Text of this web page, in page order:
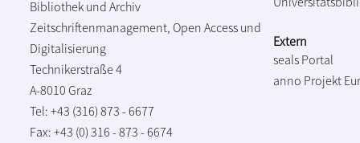
Bibliothek und Archiv
Zeitschriftenmanagement, Open Access und
Digitalisierung
Technikerstraße 4
A-8010 Graz
Tel: +43 (316) 873 - 6677
Fax: +43 (0) 316 - 873 - 6674
Extern
seals Portal
anno Projekt